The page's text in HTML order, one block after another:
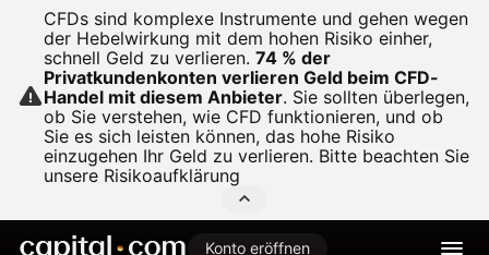
CFDs sind komplexe Instrumente und gehen wegen
der Hebelwirkung mit dem hohen Risiko einher,
schnell Geld zu verlieren. 74 % der
Privatkundenkonten verlieren Geld beim CFD-
Handel mit diesem Anbieter. Sie sollten überlegen,
ob Sie verstehen, wie CFD funktionieren, und ob
Sie es sich leisten können, das hohe Risiko
einzugehen Ihr Geld zu verlieren. Bitte beachten Sie
unsere Risikoaufklärung
Konto eröffnen